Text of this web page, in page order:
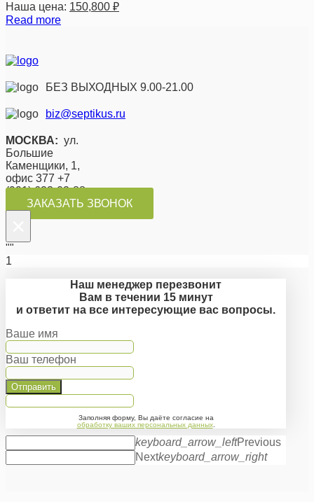
Наша цена: 150,800 ₽
Read more
БЕЗ ВЫХОДНЫХ 9.00-21.00
biz@septikus.ru
МОСКВА: ул.
Большие
Каменщики, 1,
офис 377 +7
(991) 623-02-88
ЗАКАЗАТЬ ЗВОНОК
""
1
Наш менеджер перезвонит
Вам в течении 15 минут
и ответит на все интересующие вас вопросы.
Ваше имя
Ваш телефон
Отправить
Заполняя форму, Вы даёте согласие на
обработку ваших персональных данных.
keyboard_arrow_leftPrevious
Nextkeyboard_arrow_right